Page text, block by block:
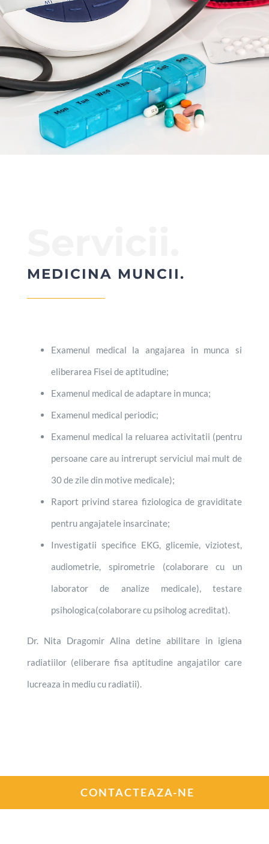
MEDICINA MUNCII.
Examenul medical la angajarea in munca si
eliberarea Fisei de aptitudine;
Examenul medical de adaptare in munca;
Examenul medical periodic;
Examenul medical la reluarea activitatii (pentru
persoane care au intrerupt serviciul mai mult de
30 de zile din motive medicale);
Raport privind starea fiziologica de graviditate
pentru angajatele insarcinate;
Investigatii specifice EKG, glicemie, viziotest,
audiometrie, spirometrie (colaborare cu un
laborator de analize medicale), testare
psihologica(colaborare cu psiholog acreditat).
Dr. Nita Dragomir Alina detine abilitare in igiena
radiatiilor (eliberare fisa aptitudine angajatilor care
lucreaza in mediu cu radiatii).
CONTACTEAZA-NE